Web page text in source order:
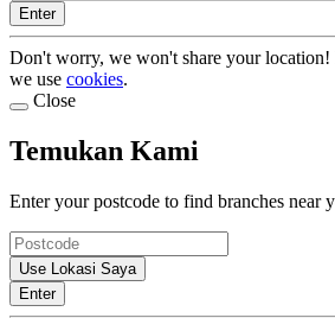
Enter
Don't worry, we won't share your location!
we use cookies.
Close
Temukan Kami
Enter your postcode to find branches near
Use Lokasi Saya
Enter